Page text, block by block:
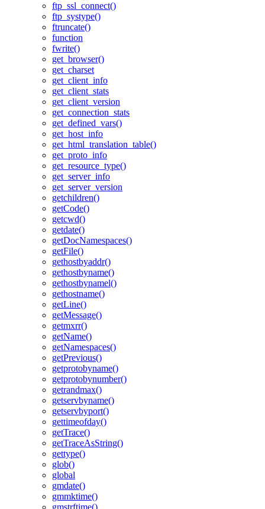
ftp_ssl_connect()
ftp_systype()
ftruncate()
function
fwrite()
get_browser()
get_charset
get_client_info
get_client_stats
get_client_version
get_connection_stats
get_defined_vars()
get_host_info
get_html_translation_table()
get_proto_info
get_resource_type()
get_server_info
get_server_version
getchildren()
getCode()
getcwd()
getdate()
getDocNamespaces()
getFile()
gethostbyaddr()
gethostbyname()
gethostbynamel()
gethostname()
getLine()
getMessage()
getmxrr()
getName()
getNamespaces()
getPrevious()
getprotobyname()
getprotobynumber()
getrandmax()
getservbyname()
getservbyport()
gettimeofday()
getTrace()
getTraceAsString()
gettype()
glob()
global
gmdate()
gmmktime()
gmstrftime()